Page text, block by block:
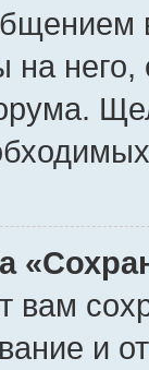
на
вам
и